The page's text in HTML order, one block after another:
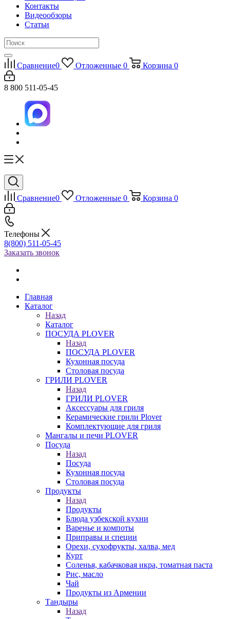
Контакты
Видеообзоры
Статьи
Сравнение0 Отложенные 0 Корзина 0
8 800 511-05-45
Сравнение0 Отложенные 0 Корзина 0
Телефоны
8(800) 511-05-45
Заказать звонок
Главная
Каталог
Назад
Каталог
ПОСУДА PLOVER
Назад
ПОСУДА PLOVER
Кухонная посуда
Столовая посуда
ГРИЛИ PLOVER
Назад
ГРИЛИ PLOVER
Аксессуары для гриля
Керамические грили Plover
Комплектующие для гриля
Мангалы и печи PLOVER
Посуда
Назад
Посуда
Кухонная посуда
Столовая посуда
Продукты
Назад
Продукты
Блюда узбекской кухни
Варенье и компоты
Приправы и специи
Орехи, сухофрукты, халва, мед
Курт
Соленья, кабачковая икра, томатная паста
Рис, масло
Чай
Продукты из Армении
Тандыры
Назад